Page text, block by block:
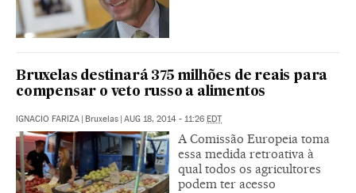
Bruxelas destinará 375 milhões de reais para
compensar o veto russo a alimentos
IGNACIO FARIZA Bruxelas AUG 18, 2014 - 11:26 EDT
A Comissão Europeia toma
essa medida retroativa à
qual todos os agricultores
podem ter acesso